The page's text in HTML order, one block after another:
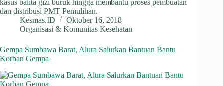
kasus balita gizi buruk hingga membantu proses pembuatan
dan distribusi PMT Pemulihan.
Kesmas.ID
Oktober 16, 2018
Organisasi & Komunitas Kesehatan
Gempa Sumbawa Barat, Alura Salurkan Bantuan Bantu
Korban Gempa